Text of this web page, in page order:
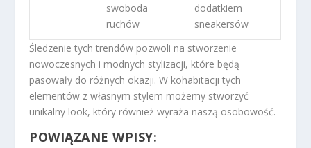
swoboda
ruchów
dodatkiem
sneakersów
Śledzenie tych trendów pozwoli na stworzenie
nowoczesnych i modnych stylizacji, które będą
pasowały do różnych okazji. W kohabitacji tych
elementów z własnym stylem możemy stworzyć
unikalny look, który również wyraża naszą osobowość.
POWIĄZANE WPISY: